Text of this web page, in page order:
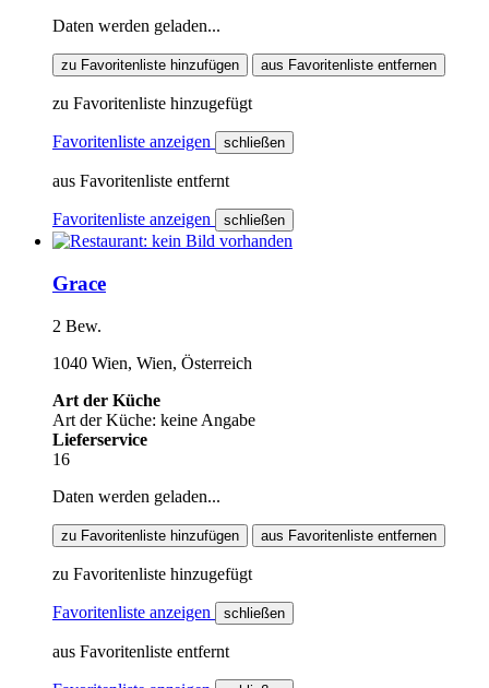
Daten werden geladen...
zu Favoritenliste hinzufügen aus Favoritenliste entfernen
zu Favoritenliste hinzugefügt
Favoritenliste anzeigen schließen
aus Favoritenliste entfernt
Favoritenliste anzeigen schließen
Grace
2 Bew.
1040 Wien, Wien, Österreich
Art der Küche
Art der Küche: keine Angabe
Lieferservice
16
Daten werden geladen...
zu Favoritenliste hinzufügen aus Favoritenliste entfernen
zu Favoritenliste hinzugefügt
Favoritenliste anzeigen schließen
aus Favoritenliste entfernt